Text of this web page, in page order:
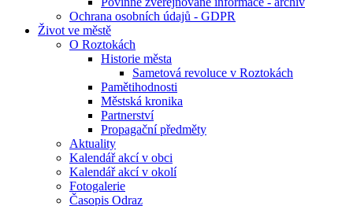
Ochrana osobních údajů - GDPR
Život ve městě
O Roztokách
Historie města
Sametová revoluce v Roztokách
Pamětihodnosti
Městská kronika
Partnerství
Propagační předměty
Aktuality
Kalendář akcí v obci
Kalendář akcí v okolí
Fotogalerie
Časopis Odraz